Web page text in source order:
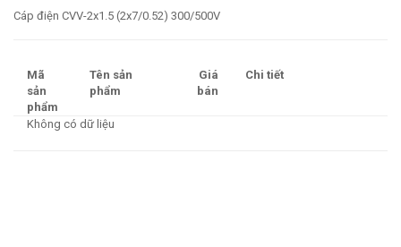
Cáp điện CVV-2x1.5 (2x7/0.52) 300/500V
Mã
sản
phẩm
Tên sản
phẩm
Giá
bán
Chi tiết
Không có dữ liệu